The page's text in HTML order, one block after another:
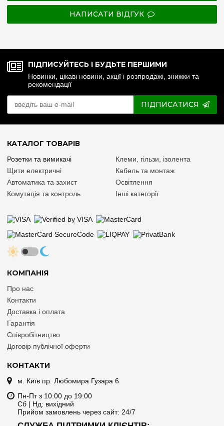
НАПИСАТИ ВІДГУК
ПІДПИСУЙТЕСЬ І БУДЬТЕ ПЕРШИМИ
Новинки, цікаві новини, акції і розпродажі, знижки та
рекомендації
ПІДПИСАТИСЯ
КОНТАКТИ
м. Київ пр. Любомира Гузара 6
Пн-Пт з 10:00 до 19:00
Сб | Нд: вихідний
Прийом замовлень через сайт: 24/7
КОМПАНІЯ
Про нас
Контакти
Доставка і оплата
Гарантія
Співробітництво
Договір публічної оферти
КАТАЛОГ ТОВАРІВ
Розетки та вимикачі
Щити електричні
Автоматика та захист
Комутація та контроль
Клеми, гільзи, ізолента
Кабель та монтаж
Освітлення
Інші категорії